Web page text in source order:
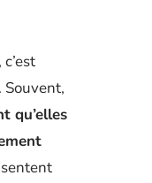
Souvent,
qu’elles